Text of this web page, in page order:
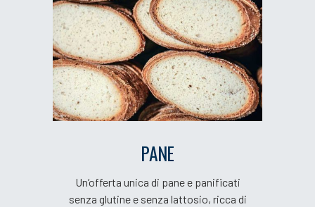
PANE
Un’offerta unica di pane e panificati
senza glutine e senza lattosio, ricca di